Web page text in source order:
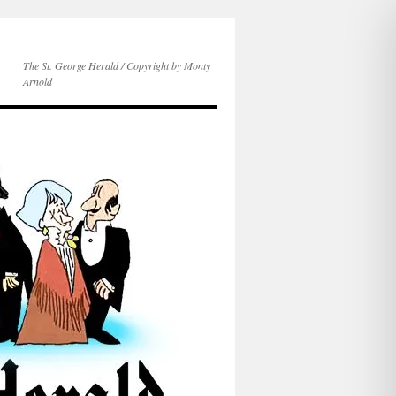
The St. George Herald / Copyright by Monty
Arnold